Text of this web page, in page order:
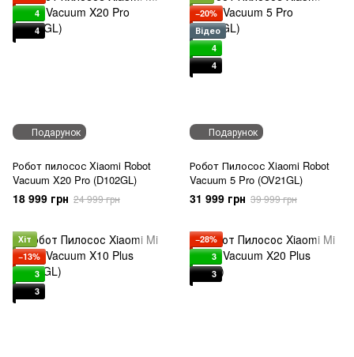
Подарунок
4
4
Робот пилосос Xiaomi Robot
Vacuum X20 Pro (D102GL)
18 999 грн 24 999 грн
Подарунок
−20%
Відео
4
4
Робот Пилосос Xiaomi Robot
Vacuum 5 Pro (OV21GL)
31 999 грн 39 999 грн
Хіт
−13%
3
3
−28%
3
3